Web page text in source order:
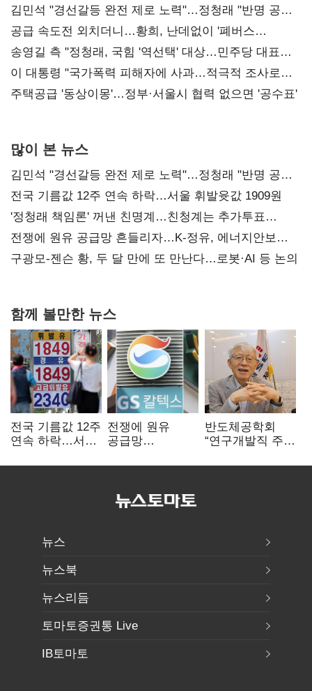
김민석 "경선갈등 완전 제로 노력"…정청래 "반명 공세
사과부터"
공급 속도전 외치더니…황희, 난데없이 '폐버스
리모델링' 제안
송영길 측 "정청래, 국힘 '역선택' 대상…민주당 대표로
총선 지휘 못해"
이 대통령 "국가폭력 피해자에 사과…적극적 조사로
진실 밝혀야"
주택공급 '동상이몽'…정부·서울시 협력 없으면 '공수표'
많이 본 뉴스
김민석 "경선갈등 완전 제로 노력"…정청래 "반명 공세
사과부터"
전국 기름값 12주 연속 하락…서울 휘발윳값 1909원
'정청래 책임론' 꺼낸 친명계…친청계는 추가투표
때리기
전쟁에 원유 공급망 흔들리자…K-정유, 에너지안보
핵심으로 재부상
구광모-젠슨 황, 두 달 만에 또 만난다…로봇·AI 등 논의
함께 볼만한 뉴스
전국 기름값 12주
연속 하락…서울
전쟁에 원유
공급망
정유, 에너지안보
반도체공학회
“연구개발직 주
개선해야”
뉴스
뉴스북
뉴스리듬
토마토증권통 Live
IB토마토